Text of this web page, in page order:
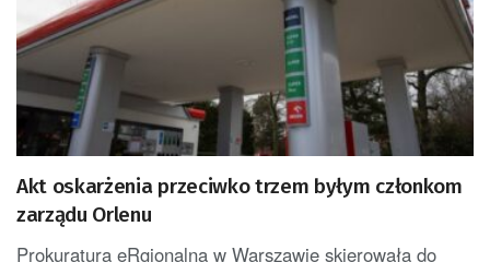
Akt oskarżenia przeciwko trzem byłym członkom
zarządu Orlenu
Prokuratura eRgionalna w Warszawie skierowała do